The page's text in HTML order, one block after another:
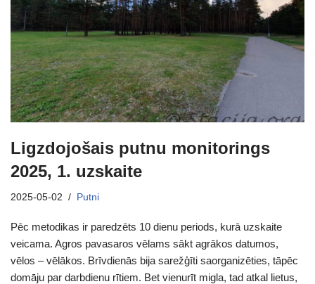
Ligzdojošais putnu monitorings
2025, 1. uzskaite
2025-05-02 Putni
Pēc metodikas ir paredzēts 10 dienu periods, kurā uzskaite
veicama. Agros pavasaros vēlams sākt agrākos datumos,
vēlos – vēlākos. Brīvdienās bija sarežģīti saorganizēties, tāpēc
domāju par darbdienu rītiem. Bet vienurīt migla, tad atkal lietus,